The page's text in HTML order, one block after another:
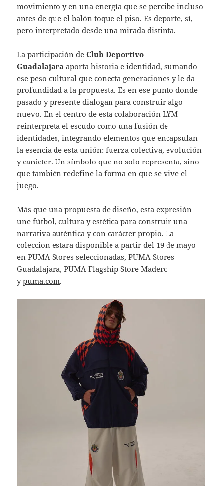
movimiento y en una energía que se percibe incluso
antes de que el balón toque el piso. Es deporte, sí,
pero interpretado desde una mirada distinta.
La participación deClub Deportivo
Guadalajaraaporta historia e identidad, sumando
ese peso cultural que conecta generaciones y le da
profundidad a la propuesta. Es en ese punto donde
pasado y presente dialogan para construir algo
nuevo. En el centro de esta colaboración LYM
reinterpreta el escudo como una fusión de
identidades, integrando elementos que encapsulan
la esencia de esta unión: fuerza colectiva, evolución
y carácter. Un símbolo que no solo representa, sino
que también redefine la forma en que se vive el
juego.
Más que una propuesta de diseño, esta expresión
une fútbol, cultura y estética para construir una
narrativa auténtica y con carácter propio. La
colección estará disponible a partir del 19 de mayo
en PUMA Stores seleccionadas, PUMA Stores
Guadalajara, PUMA Flagship Store Madero
ypuma.com.